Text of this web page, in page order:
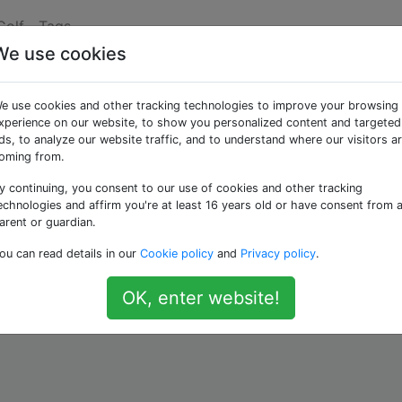
Tags
20 bis 7e), schreibt , ein quadratisches NxN -
umgeben
Für N = 3 sieht das Layout (durch den tatsächlichen
use cookies
use cookies and other tracking technologies to improve your browsing
on our website, to show you personalized content and targeted
to analyze our website traffic, and to understand where our visitors
from.
continuing, you consent to our use of cookies and other tracking
and affirm you're at least 16 years old or have consent from a
or guardian.
can read details in our Cookie policy and Privacy policy.
OK, enter website!